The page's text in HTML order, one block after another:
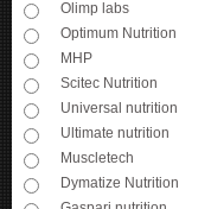
Olimp labs
Optimum Nutrition
MHP
Scitec Nutrition
Universal nutrition
Ultimate nutrition
Muscletech
Dymatize Nutrition